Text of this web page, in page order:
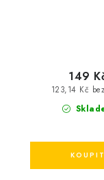
123,14 Kč
149